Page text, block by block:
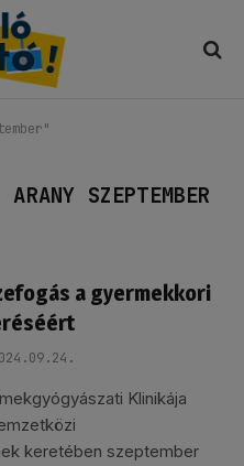
ARANY SZEPTEMBER
a gyermekkori
Klinikája
keretében szeptember